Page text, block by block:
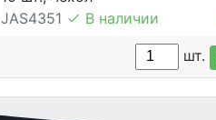
JAS4351
В наличии
шт.